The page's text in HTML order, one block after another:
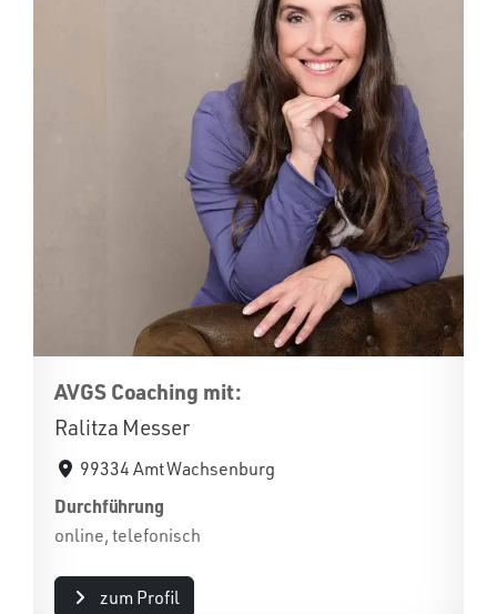
AVGS Coaching mit:
Ralitza Messer
99334 Amt Wachsenburg
Durchführung
online, telefonisch
zum Profil